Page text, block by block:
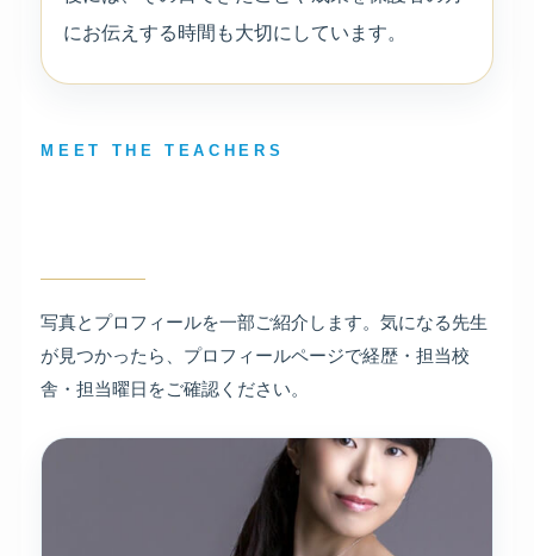
にお伝えする時間も大切にしています。
MEET THE TEACHERS
写真とプロフィールを一部ご紹介します。気になる先生
が見つかったら、プロフィールページで経歴・担当校
舎・担当曜日をご確認ください。